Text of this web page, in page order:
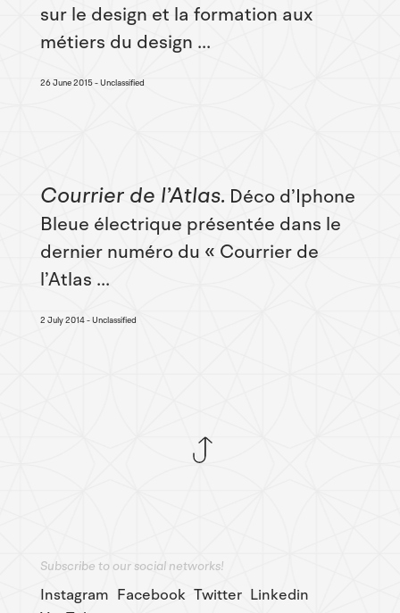
sur le design et la formation aux
métiers du design ...
26 June 2015 Unclassified
Courrier de l’Atlas Déco d’Iphone
Bleue électrique présentée dans le
dernier numéro du « Courrier de
l’Atlas ...
2 July 2014 Unclassified
Subscribe to our social networks!
Instagram Facebook Twitter Linkedin